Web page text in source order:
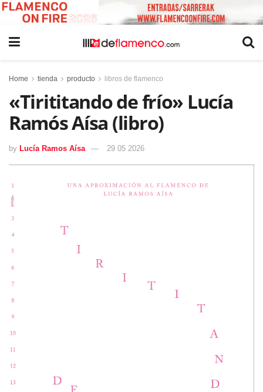
Home tienda producto libros de flamenco
«Tirititando de frío» Lucía
Ramós Aísa (libro)
by Lucía Ramos Aísa 29 05 2026